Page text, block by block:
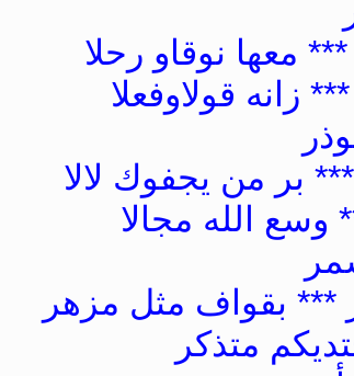
ﻣﻌﻬﺎ ﻧﻮﻗﺎﻭ ﺭﺣﻼ
ﺯﺍﻧﻪ ﻗﻮﻻﻭﻓﻌﻼ
ﺑﺮ ﻣﻦ ﻳﺠﻔﻮﻙ ﻻﻻ
ﻭﺳﻊ ﺍﻟﻠﻪ ﻣﺠﺎﻻ
*** ﺑﻘﻮﺍﻑ ﻣﺜﻞ ﻣﺰﻫﺮ
ﻣﺘﺬﻛﺮ